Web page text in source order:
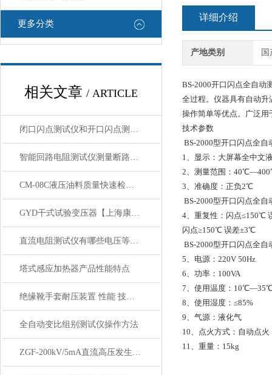
更多分类
相关文章 / ARTICLE
闭口闪点测试仪和开口闪点测试仪的区别
智能回路电阻测试仪测量断路器接触电阻测量方法
CM-08C液压油料质量快速检定电导仪 的详细介绍
GYD干式试验变压器【上海康登电气科技有限公司】
直流电阻测试仪有哪些电压等级?如何选择型号
塔式感应加热器产品性能特点
绝缘靴手套耐压装置 性能 技术参数
全自动变比组别测试仪操作方法
ZGF-200kV/5mA直流高压发生器 简介
详细介绍
产地类别 国
BS-2000开口闪点全自动
全过程。仪器具有自动
操作简单等优点。广泛
技术参数
BS-2000型开口闪点全自
1、显示：大屏幕全中文
2、测量范围：
3、准确度：正负2℃
BS-2000型开口闪点全自
4、重复性：闪点≤150℃
闪点≥150℃ 误差±3℃
BS-2000型开口闪点全自
5、电源：220V 50Hz
6、功率：100VA
7、使用温度：
8、使用湿度：≤85%
9、气源：液化气
10、点火方式：自动点火
11、重量：15kg